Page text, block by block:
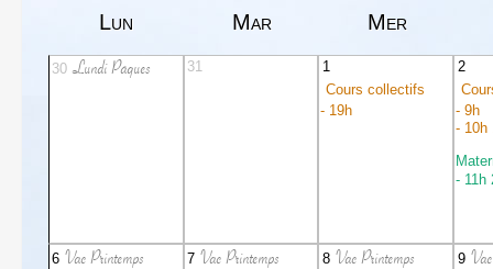
Lun Mar Mer
30 Lundi Pâques 31
1
Cours collectifs
- 19h
2
- 9h
- 10h
- 11h
6 Vac Printemps 7 Vac Printemps 8 Vac Printemps 9